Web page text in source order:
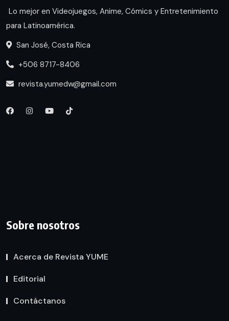
Lo mejor en Videojuegos, Anime, Cómics y Entretenimiento
para Latinoamérica.
San José, Costa Rica
+506 8717-8406
revista.yumedw@gmail.com
Sobre nosotros
Acerca de Revista YUME
Editorial
Contáctanos